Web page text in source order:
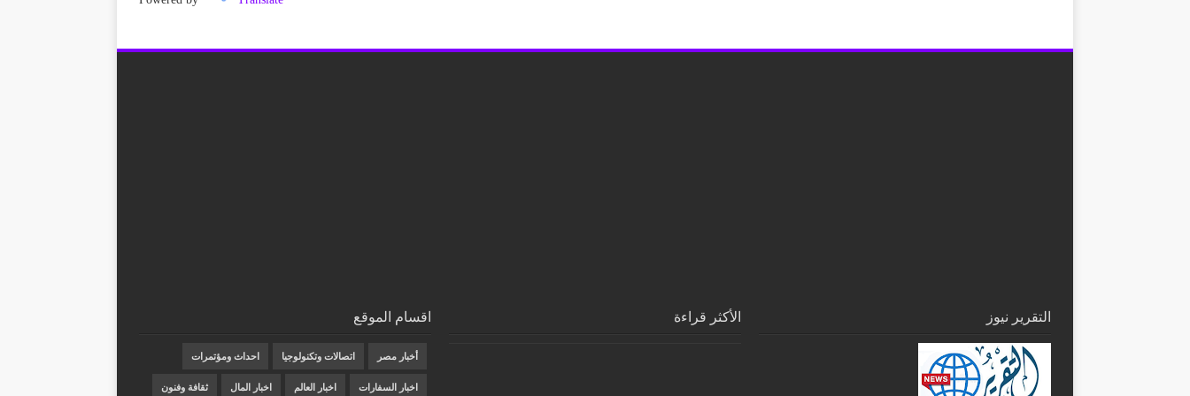
التقرير نيوز الأكثر قراءة اقسام الموقع
أخبار مصر اتصالات وتكنولوجيا احداث ومؤتمرات
اخبار السفارات اخبار العالم اخبار المال ثقافة وفنون